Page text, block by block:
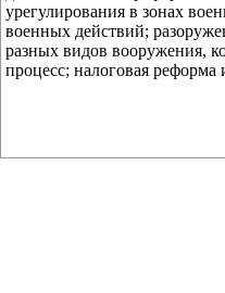
урегулирования в зонах
военных действий;
разных видов вооружения,
процесс; налоговая реформа